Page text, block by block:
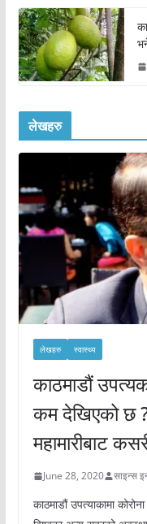
लेखहरु
लेखहरु स्वास्थ्य
काठमाडौं
कम देखिएको छ
महामारीबाट
June 28, 2020 साइन्स
काठमाडौं उपत्याकामा